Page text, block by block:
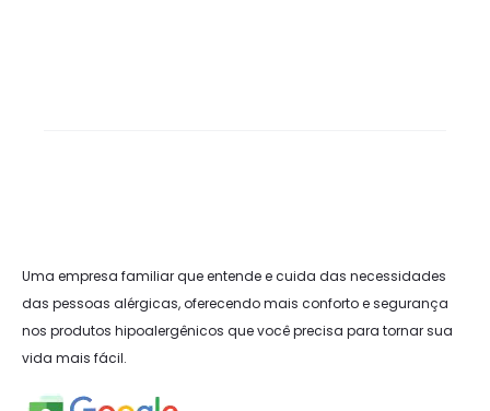
Uma empresa familiar que entende e cuida das necessidades
das pessoas alérgicas, oferecendo mais conforto e segurança
nos produtos hipoalergênicos que você precisa para tornar sua
vida mais fácil.